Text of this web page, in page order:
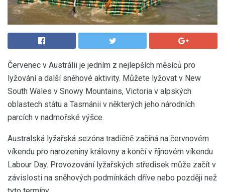
Červenec v Austrálii je jedním z nejlepších měsíců pro
lyžování a další sněhové aktivity. Můžete lyžovat v New
South Wales v Snowy Mountains, Victoria v alpských
oblastech státu a Tasmánii v některých jeho národních
parcích v nadmořské výšce.
Australská lyžařská sezóna tradičně začíná na červnovém
víkendu pro narozeniny královny a končí v říjnovém víkendu
Labour Day. Provozování lyžařských středisek může začít v
závislosti na sněhových podmínkách dříve nebo později než